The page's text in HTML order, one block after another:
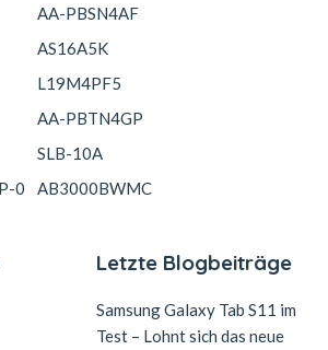
0
AA-PBSN4AF
AS16A5K
L19M4PF5
AA-PBTN4GP
SLB-10A
AB3000BWMC
Letzte Blogbeiträge
Samsung Galaxy Tab S11 im
Test – Lohnt sich das neue